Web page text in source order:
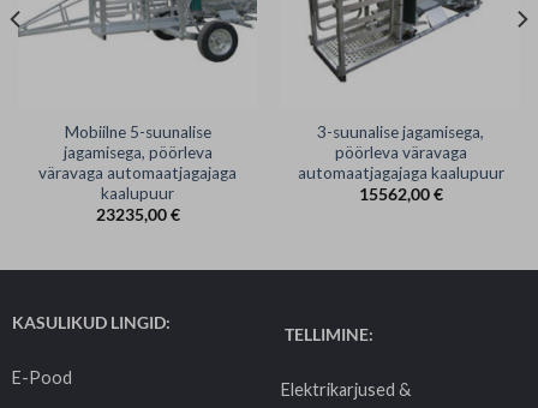
Mobiilne 5-suunalise
jagamisega, pöörleva
väravaga automaatjagajaga
kaalupuur
23235,00€
3-suunalise jagamisega,
pöörleva väravaga
automaatjagajaga kaalupuur
15562,00€
KASULIKUD LINGID:
E-Pood
TELLIMINE:
Elektrikarjused &